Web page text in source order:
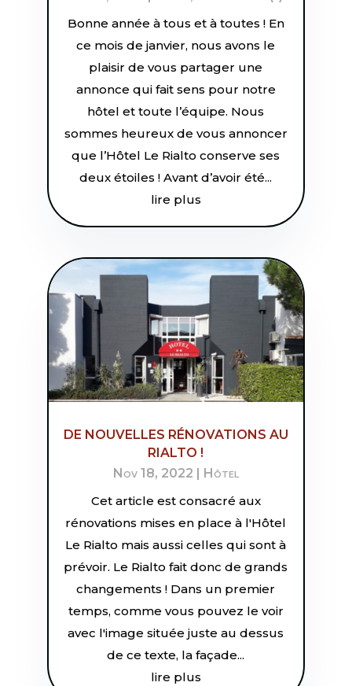
Bonne année à tous et à toutes ! En
ce mois de janvier, nous avons le
plaisir de vous partager une
annonce qui fait sens pour notre
hôtel et toute l’équipe. Nous
sommes heureux de vous annoncer
que l’Hôtel Le Rialto conserve ses
deux étoiles ! Avant d’avoir été...
lire plus
DE NOUVELLES RÉNOVATIONS AU
RIALTO !
Nov 18, 2022
Hôtel
Cet article est consacré aux
rénovations mises en place à l'Hôtel
Le Rialto mais aussi celles qui sont à
prévoir. Le Rialto fait donc de grands
changements ! Dans un premier
temps, comme vous pouvez le voir
avec l'image située juste au dessus
de ce texte, la façade...
lire plus